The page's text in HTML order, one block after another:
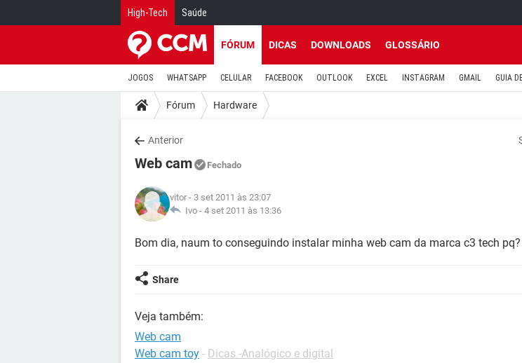
High-Tech Saúde
FÓRUM DICAS DOWNLOADS GLOSSÁRIO
JOGOS WHATSAPP CELULAR FACEBOOK OUTLOOK EXCEL INSTAGRAM GMAIL GUIA
Fórum Hardware
Anterior
Web cam Fechado
vitor - 3 set 2011 às 23:07
Ivo - 4 set 2011 às 13:36
Bom dia, naum to conseguindo instalar minha web cam da marca c3 tech pq?
Share
Veja também:
Web cam
Web cam toy - Dicas -Analógico e digital